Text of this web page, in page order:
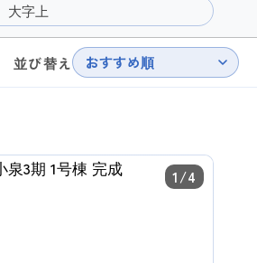
大字上
並び替え おすすめ順
1/4